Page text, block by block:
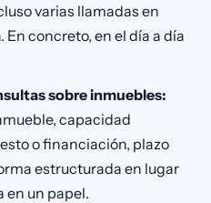
varias llamadas en
concreto, en el día a día
sobre inmuebles:
capacidad
o financiación, plazo
estructurada en lugar
en un papel.